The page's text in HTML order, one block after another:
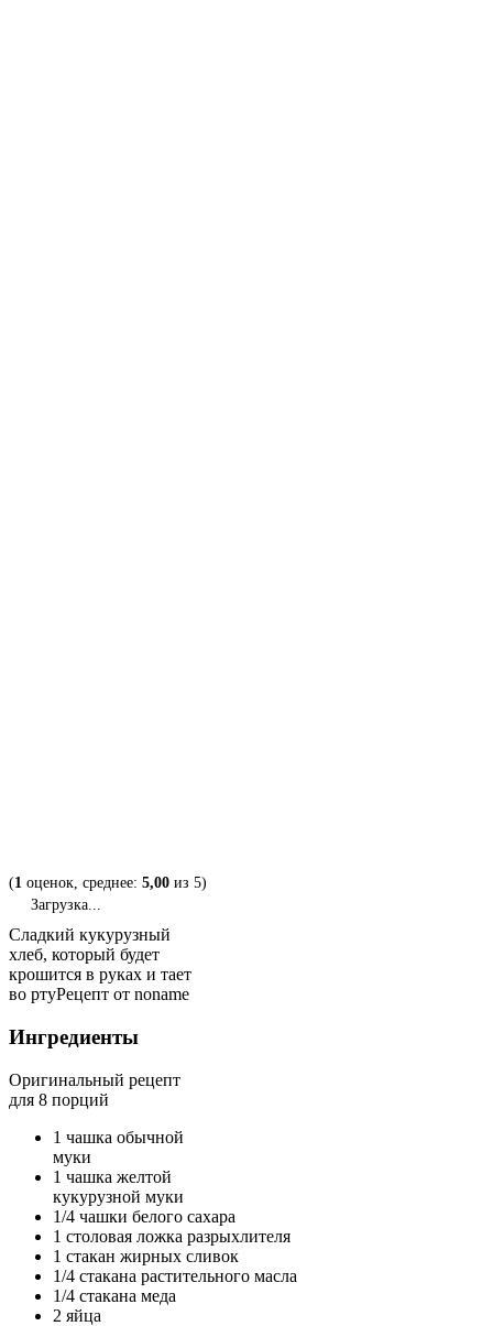
(1 оценок, среднее: 5,00 из 5)
Загрузка...
Сладкий кукурузный
хлеб, который будет
крошится в руках и тает
во ртуРецепт от noname
Ингредиенты
Оригинальный рецепт
для 8 порций
1 чашка обычной
муки
1 чашка желтой
кукурузной муки
1/4 чашки белого сахара
1 столовая ложка разрыхлителя
1 стакан жирных сливок
1/4 стакана растительного масла
1/4 стакана меда
2 яйца